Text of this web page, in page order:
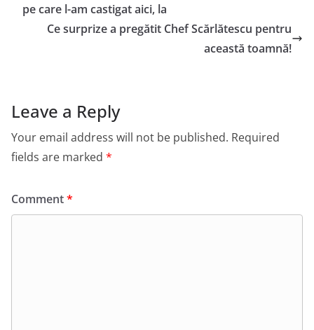
pe care l-am castigat aici, la
Ce surprize a pregătit Chef Scărlătescu pentru
această toamnă!
Leave a Reply
Your email address will not be published. Required
fields are marked *
Comment*